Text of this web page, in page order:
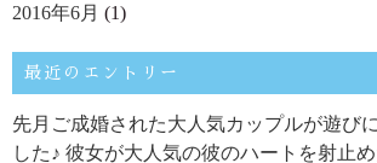
2016年6月 (1)
最近のエントリー
先月ご成婚された大人気カップルが遊び
した♪ 彼女が大人気の彼のハートを射止